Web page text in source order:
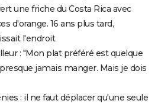
une friche du Costa Rica avec
d'orange. 16 ans plus tard,
l'endroit
: "Mon plat préféré est quelque
jamais manger. Mais je dois
: il ne faut déplacer qu'une seule